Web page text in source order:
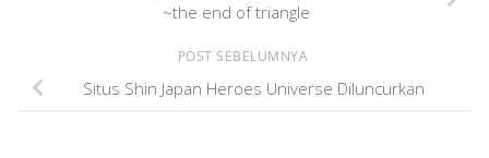
~the end of triangle
POST SEBELUMNYA
Situs Shin Japan Heroes Universe Diluncurkan